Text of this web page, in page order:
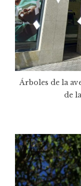
Árboles de la
de